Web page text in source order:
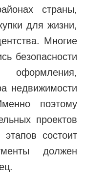
страны,
для жизни,
Многие
безопасности
оформления,
недвижимости
поэтому
проектов
состоит
должен